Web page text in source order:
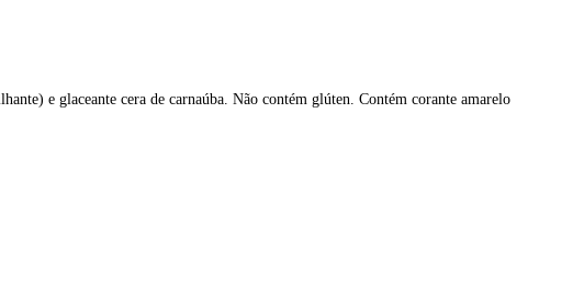
e glaceante cera de carnaúba. Não contém glúten. Contém corante amarelo